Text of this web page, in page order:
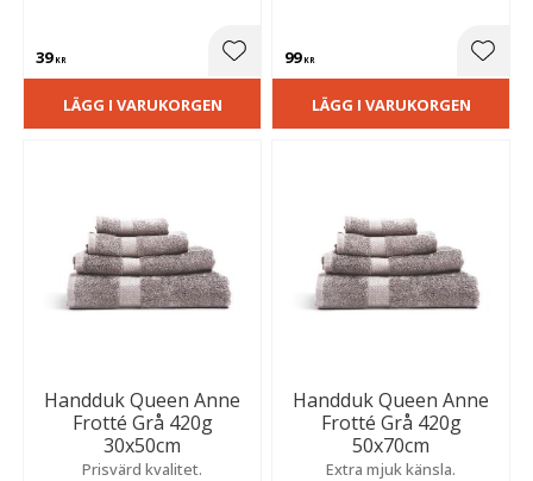
39KR Lägg till i favoriter
LÄGG I VARUKORGEN
99KR
LÄGG I VARUKORGEN
Handduk Queen Anne
Frotté Grå 420g
30x50cm
Prisvärd kvalitet.
Handduk Queen Anne
Frotté Grå 420g
50x70cm
Extra mjuk känsla.